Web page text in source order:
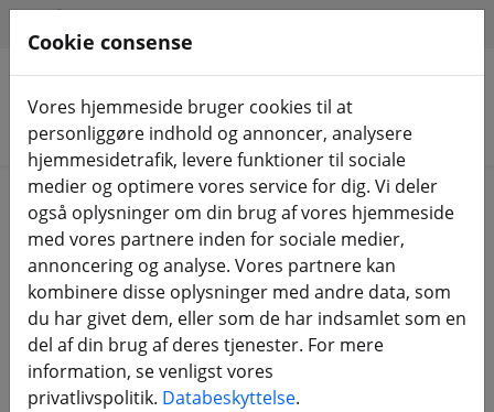
Søg efter produkter
Home FPV-droner RTF, BNF OG PNP
Axisflying Bando 5 X DJI O4 Pro HD
5 tommer GPS 2,4 GHz ELRS GPS
lyserød
Cookie consense
Vores hjemmeside bruger cookies til at
personliggøre indhold og annoncer, analysere
hjemmesidetrafik, levere funktioner til sociale
medier og optimere vores service for dig. Vi deler
også oplysninger om din brug af vores hjemmeside
med vores partnere inden for sociale medier,
annoncering og analyse. Vores partnere kan
kombinere disse oplysninger med andre data, som
du har givet dem, eller som de har indsamlet som en
del af din brug af deres tjenester. For mere
information, se venligst vores
privatlivspolitik. Databeskyttelse.